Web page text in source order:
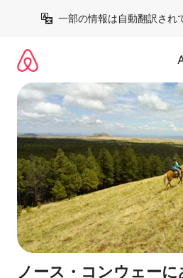
一部の情報は自動翻訳され
ノース・コンウェー